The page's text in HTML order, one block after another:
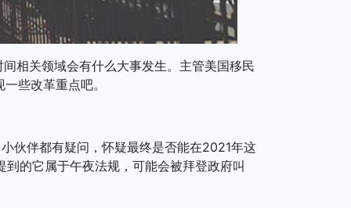
相关领域会有什么大事发生。主管美国移民
些改革重点吧。
伴都有疑问，怀疑最终是否能在2021年这
的它属于午夜法规，可能会被拜登政府叫